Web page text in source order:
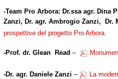
-Team Pro Arbora: Dr.ssa agr. Dina
Zanzi, Dr. agr. Ambrogio Zanzi, Dr.
prospettive del progetto Pro Arbora.
-Prof. dr. Glean Read –
-Dr. agr. Daniele Zanzi –
La